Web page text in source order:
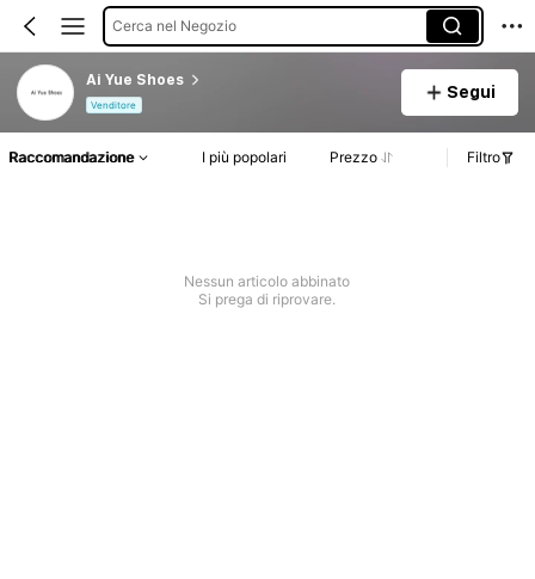
Cerca nel Negozio
Ai Yue Shoes
Venditore
Segui
Raccomandazione I più popolari Prezzo Filtro
Nessun articolo abbinato
Si prega di riprovare.